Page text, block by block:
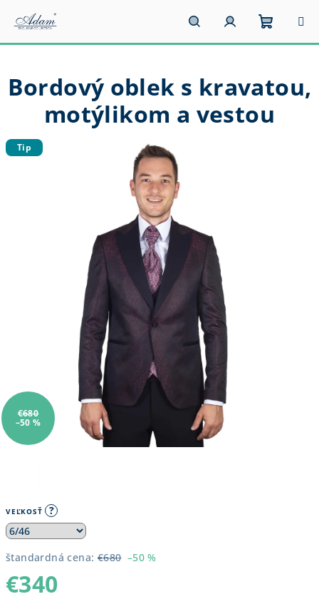
obsah
HľadaťPrihlásenie
košík
VEĽKOSŤ ?
štandardná cena: €680 –50 %
€340
Bordový oblek s kravatou,
motýlikom a vestou
Tip
€680
–50 %